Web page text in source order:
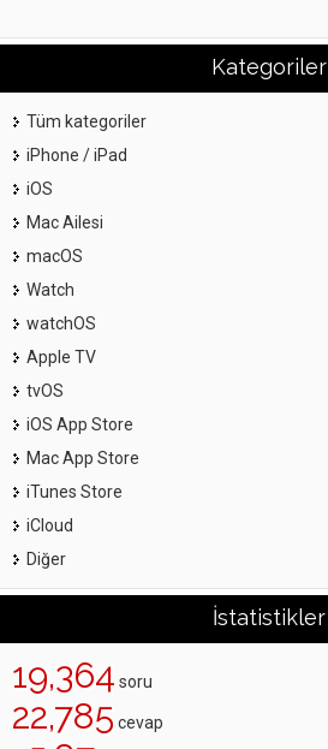
Kategoriler
Tüm kategoriler
iPhone / iPad
iOS
Mac Ailesi
macOS
Watch
watchOS
Apple TV
tvOS
iOS App Store
Mac App Store
iTunes Store
iCloud
Diğer
İstatistikler
19,364 soru
22,785 cevap